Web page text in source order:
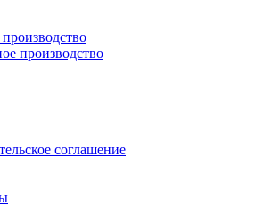
производство
соглашение